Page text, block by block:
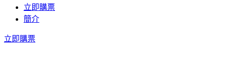
立即購票
簡介
立即購票